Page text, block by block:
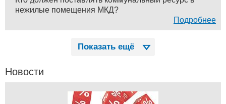
нежилые помещения МКД?
Подробнее
Показать ещё
Новости